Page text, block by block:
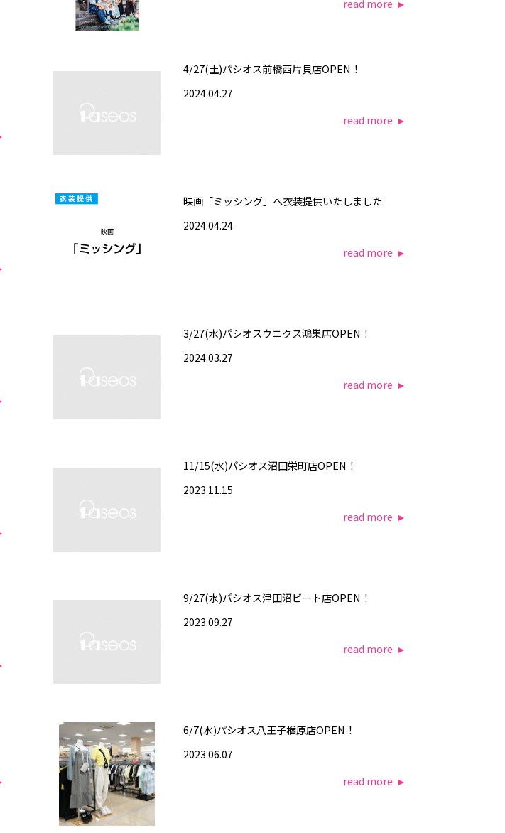
read more
4/27(土)パシオス前橋西片貝店OPEN！
2024.04.27
read more
映画「ミッシング」へ衣装提供いたしました
2024.04.24
read more
3/27(水)パシオスウニクス鴻巣店OPEN！
2024.03.27
read more
11/15(水)パシオス沼田栄町店OPEN！
2023.11.15
read more
9/27(水)パシオス津田沼ビート店OPEN！
2023.09.27
read more
6/7(水)パシオス八王子楢原店OPEN！
2023.06.07
read more